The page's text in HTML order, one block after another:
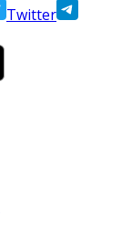
Twitter